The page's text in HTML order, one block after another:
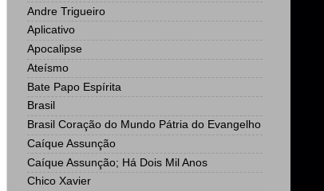
Andre Trigueiro
Aplicativo
Apocalipse
Ateísmo
Bate Papo Espírita
Brasil
Brasil Coração do Mundo Pátria do Evangelho
Caíque Assunção
Caíque Assunção; Há Dois Mil Anos
Chico Xavier